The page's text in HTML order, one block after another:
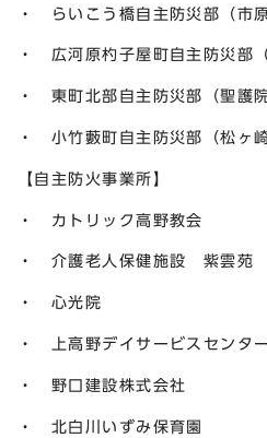
・ らいこう橋自主防災部（市原
・ 広河原杓子屋町自主防災部（
・ 東町北部自主防災部（聖護院
・ 小竹藪町自主防災部（松ヶ崎
【自主防火事業所】
・ カトリック高野教会
・ 介護老人保健施設 紫雲苑
・ 心光院
・ 上高野デイサービスセンター
・ 野口建設株式会社
・ 北白川いずみ保育園